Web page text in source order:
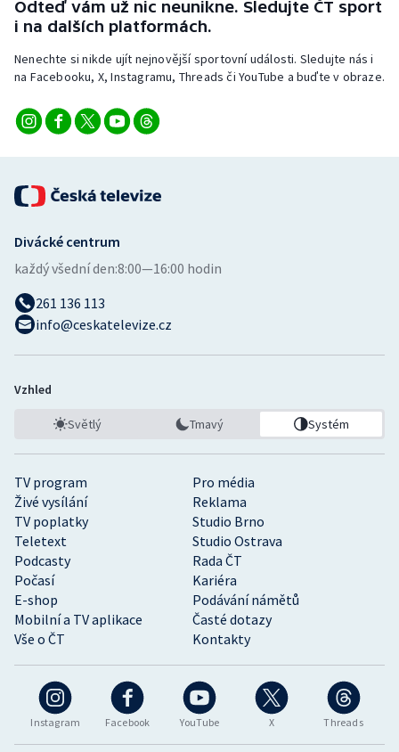
Triatlon
Veslování
Volejbal
Odteď vám už nic neunikne. Sledujte ČT sport
i na dalších platformách.
Nenechte si nikde ujít nejnovější sportovní události. Sledujte nás i
na Facebooku, X, Instagramu, Threads či YouTube a buďte v obraze.
Instagram Facebook YouTube X Threads
TV program
Pro média
Živé vysílání
Reklama
TV poplatky
Studio Brno
Teletext
Studio Ostrava
Podcasty
Rada ČT
Počasí
Kariéra
E-shop
Podávání námětů
Mobilní a TV aplikace
Časté dotazy
Vše o ČT
Kontakty
Divácké centrum
každý všední den:8:00—16:00 hodin
261 136 113
info@ceskatelevize.cz
Vzhled
Světlý Tmavý Systém